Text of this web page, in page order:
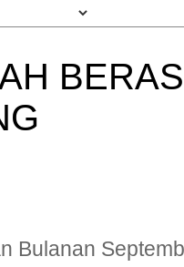
Bulanan